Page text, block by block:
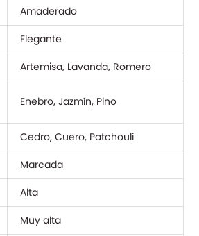
Amaderado
Elegante
Artemisa, Lavanda, Romero
Enebro, Jazmín, Pino
Cedro, Cuero, Patchouli
Marcada
Alta
Muy alta